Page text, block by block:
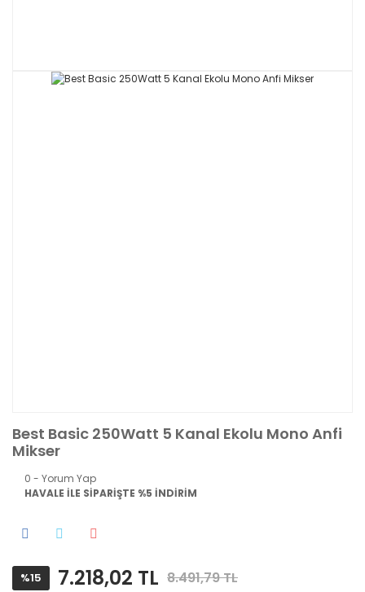
Best Basic 250Watt 5 Kanal Ekolu Mono Anfi
Mikser
0 - Yorum Yap
HAVALE İLE SİPARİŞTE %5 İNDİRİM
%15 7.218,02 TL 8.491,79 TL